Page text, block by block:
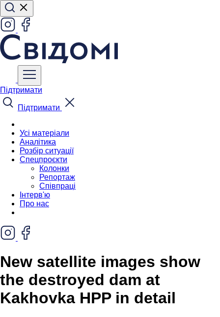
Підтримати
Підтримати
Усі матеріали
Аналітика
Розбір ситуації
Спецпроєкти
Колонки
Репортаж
Співпраці
Інтерв'ю
Про нас
New satellite images show
the destroyed dam at
Kakhovka HPP in detail